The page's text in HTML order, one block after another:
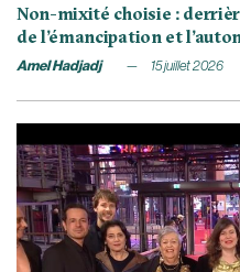
Non-mixité choisie :
de l’émancipation et
Amel Hadjadj 15 juillet 2026